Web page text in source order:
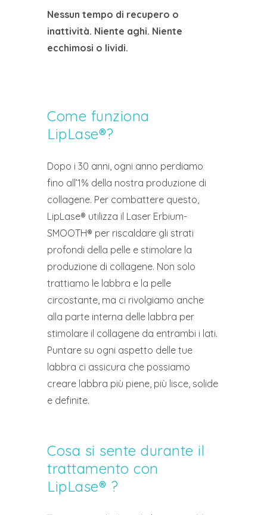
Nessun tempo di recupero o
inattività. Niente aghi. Niente
ecchimosi o lividi.
Come funziona
LipLase®?
Dopo i 30 anni, ogni anno perdiamo
fino all’1% della nostra produzione di
collagene. Per combattere questo,
LipLase® utilizza il Laser Erbium-
SMOOTH® per riscaldare gli strati
profondi della pelle e stimolare la
produzione di collagene. Non solo
trattiamo le labbra e la pelle
circostante, ma ci rivolgiamo anche
alla parte interna delle labbra per
stimolare il collagene da entrambi i lati.
Puntare su ogni aspetto delle tue
labbra ci assicura che possiamo
creare labbra più piene, più lisce, solide
e definite.
Cosa si sente durante il
trattamento con
LipLase® ?